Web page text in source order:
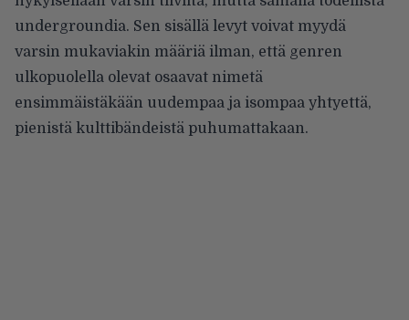
undergroundia. Sen sisällä levyt voivat myydä
varsin mukaviakin määriä ilman, että genren
ulkopuolella olevat osaavat nimetä
ensimmäistäkään uudempaa ja isompaa yhtyettä,
pienistä kulttibändeistä puhumattakaan.